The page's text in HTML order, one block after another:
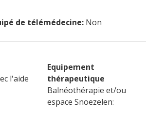
de télémédecine: Non
l'aide
Equipement
thérapeutique
Balnéothérapie et/ou
espace Snoezelen: